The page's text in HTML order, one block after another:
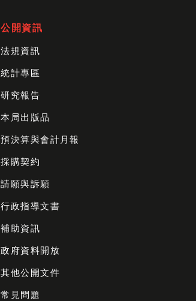
公開資訊
法規資訊
統計專區
研究報告
本局出版品
預決算與會計月報
採購契約
請願與訴願
行政指導文書
補助資訊
政府資料開放
其他公開文件
常見問題